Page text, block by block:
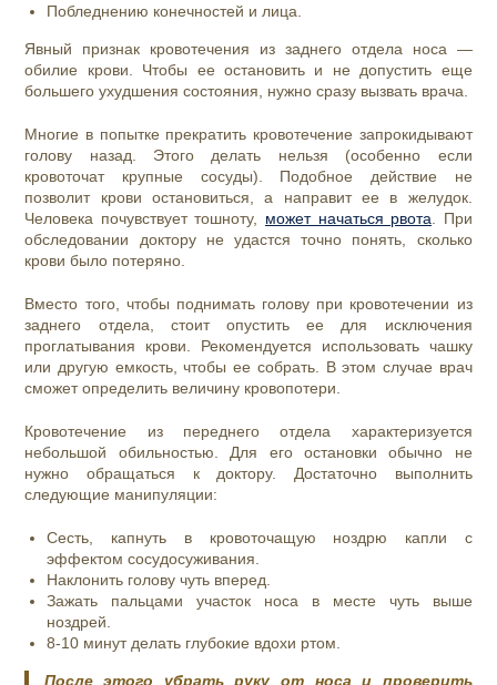
Побледнению конечностей и лица.
Явный признак кровотечения из заднего отдела носа —
обилие крови. Чтобы ее остановить и не допустить еще
большего ухудшения состояния, нужно сразу вызвать врача.
Многие в попытке прекратить кровотечение запрокидывают
голову назад. Этого делать нельзя (особенно если
кровоточат крупные сосуды). Подобное действие не
позволит крови остановиться, а направит ее в желудок.
Человека почувствует тошноту, может начаться рвота . При
обследовании доктору не удастся точно понять, сколько
крови было потеряно.
Вместо того, чтобы поднимать голову при кровотечении из
заднего отдела, стоит опустить ее для исключения
проглатывания крови. Рекомендуется использовать чашку
или другую емкость, чтобы ее собрать. В этом случае врач
сможет определить величину кровопотери.
Кровотечение из переднего отдела характеризуется
небольшой обильностью. Для его остановки обычно не
нужно обращаться к доктору. Достаточно выполнить
следующие манипуляции:
Сесть, капнуть в кровоточащую ноздрю капли с
эффектом сосудосуживания.
Наклонить голову чуть вперед.
Зажать пальцами участок носа в месте чуть выше
ноздрей.
8-10 минут делать глубокие вдохи ртом.
После этого убрать руку от носа и проверить